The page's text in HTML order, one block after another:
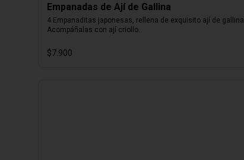
Empanadas de Ají de Gallina
4 Empanaditas japonesas, rellena de exquisito ají de gallina.
Acompáñalas con ají criollo.
$7.900